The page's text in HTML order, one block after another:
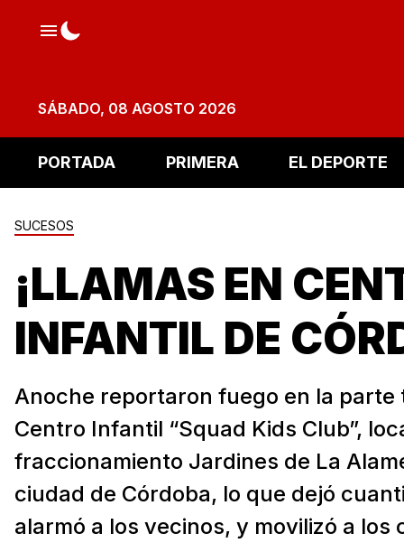
SÁBADO, 08 AGOSTO 2026
PORTADA PRIMERA EL DEPORTE
SUCESOS
¡LLAMAS EN
INFANTIL DE
Anoche reportaron fuego en la parte
Centro Infantil “Squad Kids Club”,
fraccionamiento Jardines de La
ciudad de Córdoba, lo que dejó
alarmó a los vecinos, y movilizó a los